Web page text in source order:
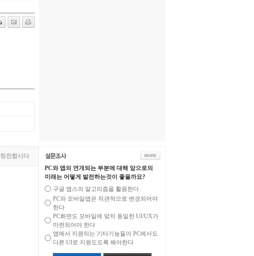
칭찬합시다
PC와 앱의 연개되는 부분에 대해 앞으로의
미래는 어떻게 발전하는것이 좋을까요?
구글 앱스의 알고리즘을 활용한다
PC와 모바일앱은 직관적으로 변경되어야
한다
PC화면도 모바일에 맞처 동일한 UI/UX가
마련되어야 한다
앱에서 지원되는 기타기능들이 PC에서도
다른 UI로 지원도도록 해야한다